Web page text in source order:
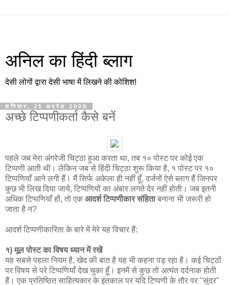
अनिल का हिंदी ब्लाग
देसी लोगों द्वारा देसी भाषा में लिखने की कोशिश!
शनिवार, 25 अप्रैल 2009
अच्छे टिप्पणीकर्ता कैसे बनें
पहले जब मेरा अंगरेजी चिट्ठा हुआ करता था, तब १० पोस्ट पर कोई एक
टिप्पणी आती थी। लेकिन जब से हिंदी चिट्ठा शुरू किया है, १ पोस्ट पर १०
टिप्पणियाँ आने लगी हैं। मैं सिर्फ अकेला ही नहीं हूँ, दर्जनों ऐसे ब्लाग हैं जिनपर
कुछ भी लिख दिया जाये, टिप्पणियों का अंबार लगते देर नहीं होती। जब इतनी
अधिक टिप्पणियाँ हों, तो एक आदर्श टिप्पणीकार संहिताबनाना भी जरूरी हो
जाता है न?
आदर्श टिप्पणीकारिता के बारे में मेरे यह विचार हैं:
१) मूल पोस्ट का विषय ध्यान में रखें
यह सबसे पहला नियम है, खेद की बात है यह भी कहना पड़ रहा है। कई चिट्ठों
पर विषय से परे टिप्पणियाँ देख चुका हूँ। इनमें से कुछ तो अत्यंत दर्दनाक होती
हैं। एक प्रतिष्ठित साहित्यकार के इंतकाल पर यदि टिप्पणी के तौर पर "सुंदर"